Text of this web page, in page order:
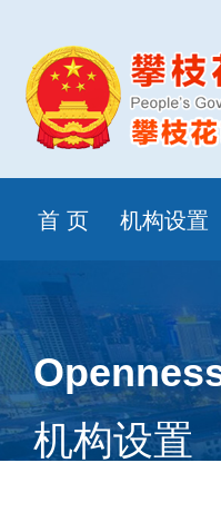
首 页 机构设置
机构设置